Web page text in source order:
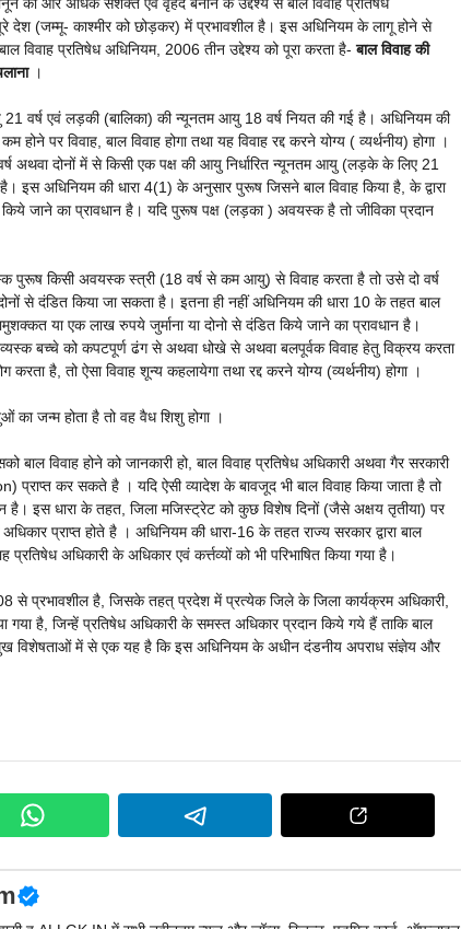
देश (जम्मू- काश्मीर को छोड़कर) में प्रभावशील है। इस अधिनियम के लागू होने से
विवाह प्रतिषेध अधिनियम, 2006 तीन उद्देश्य को पूरा करता है-बाल विवाह की
।
वर्ष एवं लड़की (बालिका) की न्यूनतम आयु 18 वर्ष नियत की गई है। अधिनियम की
पर विवाह, बाल विवाह होगा तथा यह विवाह रद्द करने योग्य ( व्यर्थनीय) होगा ।
दोनों में से किसी एक पक्ष की आयु निर्धारित न्यूनतम आयु (लड़के के लिए 21
इस अधिनियम की धारा 4(1) के अनुसार पुरूष जिसने बाल विवाह किया है, के द्वारा
किये जाने का प्रावधान है। यदि पुरूष पक्ष (लड़का ) अवयस्क है तो जीविका प्रदान
पुरूष किसी अवयस्क स्त्री (18 वर्ष से कम आयु) से विवाह करता है तो उसे दो वर्ष
से दंडित किया जा सकता है। इतना ही नहीं अधिनियम की धारा 10 के तहत बाल
या एक लाख रुपये जुर्माना या दोनो से दंडित किये जाने का प्रावधान है।
बच्चे को कपटपूर्ण ढंग से अथवा धोखे से अथवा बलपूर्वक विवाह हेतु विक्रय करता
है, तो ऐसा विवाह शून्य कहलायेगा तथा रद्द करने योग्य (व्यर्थनीय) होगा ।
का जन्म होता है तो वह वैध शिशु होगा ।
बाल विवाह होने को जानकारी हो, बाल विवाह प्रतिषेध अधिकारी अथवा गैर सरकारी
कर सकते है । यदि ऐसी व्यादेश के बावजूद भी बाल विवाह किया जाता है तो
इस धारा के तहत, जिला मजिस्ट्रेट को कुछ विशेष दिनों (जैसे अक्षय तृतीया) पर
प्राप्त होते है । अधिनियम की धारा-16 के तहत राज्य सरकार द्वारा बाल
अधिकारी के अधिकार एवं कर्त्तव्यों को भी परिभाषित किया गया है।
से प्रभावशील है, जिसके तहत् प्रदेश में प्रत्येक जिले के जिला कार्यक्रम अधिकारी,
गया है, जिन्हें प्रतिषेध अधिकारी के समस्त अधिकार प्रदान किये गये हैं ताकि बाल
विशेषताओं में से एक यह है कि इस अधिनियम के अधीन दंडनीय अपराध संज्ञेय और